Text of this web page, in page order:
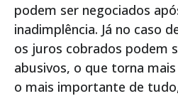
podem ser negociados
inadimplência. Já no caso
os juros cobrados podem
abusivos, o que torna
o mais importante de